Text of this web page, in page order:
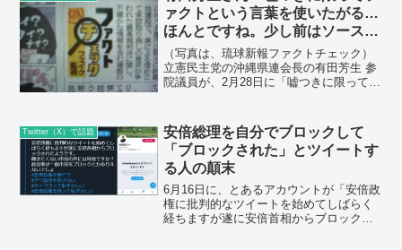
ァクトという言葉を使いたがる…
ほんとですね。少し前はソース。
存在の耐えられない軽さです」
（写真は、琉球新報ファクトチェック）
立憲民主党の沖縄県連会長の有田芳生 参
院議員が、2月28日に「嘘つきに限って
トですね。少し前は「ソース」。存在の
耐えられない軽さです。」...
Twitter（X）で話題
安倍総理を自分でブロックして
「ブロックされた」とツイートす
る人の顛末
6月16日に、とあるアカウントが「安倍政
権に批判的なツイートを始めてしばらく
経ちますが遂に安倍首相からブロックさ